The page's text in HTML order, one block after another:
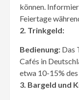
können.
Feiertage
2. Trinkgeld:
Bedienung: Das
Cafés in
etwa 10-15%
3. Bargeld und